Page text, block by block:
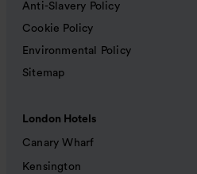
Anti-Slavery Policy
Cookie Policy
Environmental Policy
Sitemap
London Hotels
Canary Wharf
Kensington